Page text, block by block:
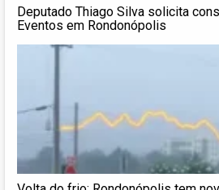
Deputado Thiago Silva solicita
Eventos em Rondonópolis